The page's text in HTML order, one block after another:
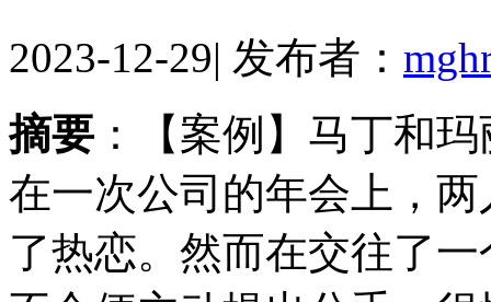
2023-12-29| 发布者：
摘要 ：【案例】马丁和
在一次公司的年会上，
了热恋。然而在交往了